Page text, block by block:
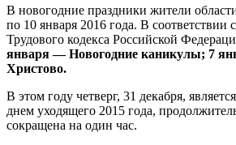
В новогодние праздники жители
по 10 января 2016 года. В соответствии
Трудового кодекса Российской
января — Новогодние каникулы; 7
Христово.
В этом году четверг, 31 декабря,
днем уходящего 2015 года,
сокращена на один час.